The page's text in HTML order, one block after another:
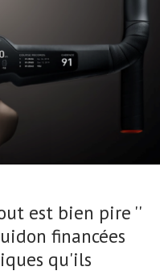
est bien pire ''
financées
qu'ils